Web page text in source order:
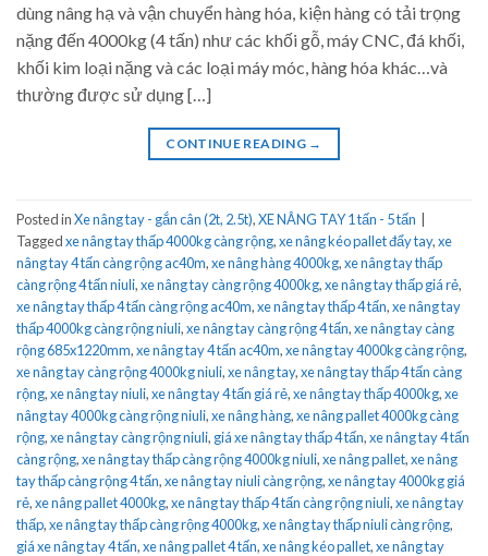
dùng nâng hạ và vận chuyển hàng hóa, kiện hàng có tải trọng
nặng đến 4000kg (4 tấn) như các khối gỗ, máy CNC, đá khối,
khối kim loại nặng và các loại máy móc, hàng hóa khác…và
thường được sử dụng […]
CONTINUE READING →
Posted inXe nâng tay - gắn cân (2t, 2.5t),XE NÂNG TAY 1 tấn - 5 tấn
Taggedxe nâng tay thấp 4000kg càng rộng,xe nâng kéo pallet đẩy tay,xe
nâng tay 4 tấn càng rộng ac40m,xe nâng hàng 4000kg,xe nâng tay thấp
càng rộng 4 tấn niuli,xe nâng tay càng rộng 4000kg,xe nâng tay thấp giá rẻ,
xe nâng tay thấp 4 tấn càng rộng ac40m,xe nâng tay thấp 4 tấn,xe nâng tay
thấp 4000kg càng rộng niuli,xe nâng tay càng rộng 4 tấn,xe nâng tay càng
rộng 685x1220mm,xe nâng tay 4 tấn ac40m,xe nâng tay 4000kg càng rộng,
xe nâng tay càng rộng 4000kg niuli,xe nâng tay,xe nâng tay thấp 4 tấn càng
rộng,xe nâng tay niuli,xe nâng tay 4 tấn giá rẻ,xe nâng tay thấp 4000kg,xe
nâng tay 4000kg càng rộng niuli,xe nâng hàng,xe nâng pallet 4000kg càng
rộng,xe nâng tay càng rộng niuli, giá xe nâng tay thấp 4 tấn,xe nâng tay 4 tấn
càng rộng,xe nâng tay thấp càng rộng 4000kg niuli,xe nâng pallet,xe nâng
tay thấp càng rộng 4 tấn,xe nâng tay niuli càng rộng,xe nâng tay 4000kg giá
rẻ,xe nâng pallet 4000kg,xe nâng tay thấp 4 tấn càng rộng niuli,xe nâng tay
thấp,xe nâng tay thấp càng rộng 4000kg,xe nâng tay thấp niuli càng rộng,
giá xe nâng tay 4 tấn,xe nâng pallet 4 tấn,xe nâng kéo pallet,xe nâng tay